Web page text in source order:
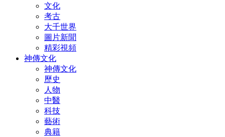
文化
考古
大千世界
圖片新聞
精彩視頻
神傳文化
神傳文化
歷史
人物
中醫
科技
藝術
典籍